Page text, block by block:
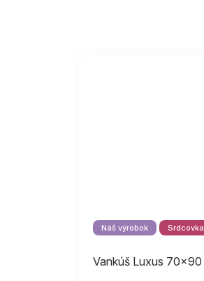
Náš výrobok Srdcovka
Vankúš Luxus 70x90